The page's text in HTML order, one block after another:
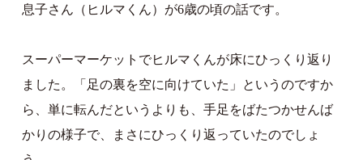
息子さん（ヒルマくん）が6歳の頃の話です。
スーパーマーケットでヒルマくんが床にひっくり返り
ました。「足の裏を空に向けていた」というのですか
ら、単に転んだというよりも、手足をばたつかせんば
かりの様子で、まさにひっくり返っていたのでしょ